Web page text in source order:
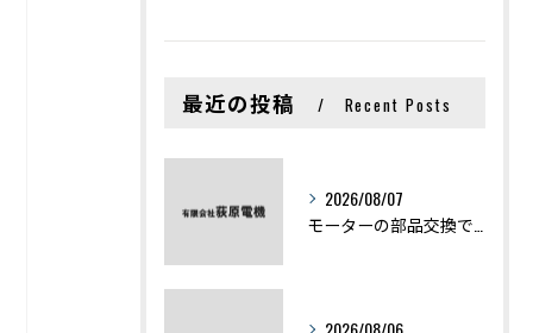
最近の投稿 Recent Posts
2026/08/07